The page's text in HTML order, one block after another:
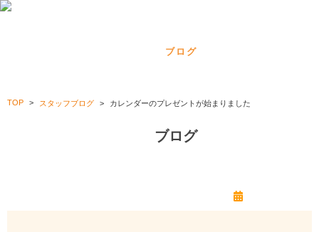
ブログ
TOP スタッフブログ カレンダーのプレゼントが始まりました
ブログ